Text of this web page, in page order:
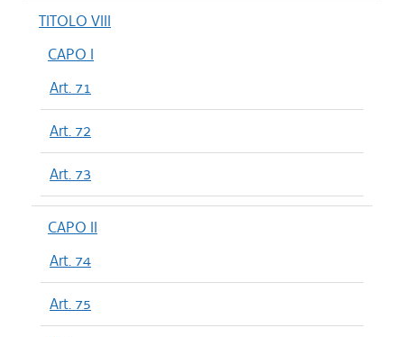
TITOLO VIII
CAPO I
Art. 71
Art. 72
Art. 73
CAPO II
Art. 74
Art. 75